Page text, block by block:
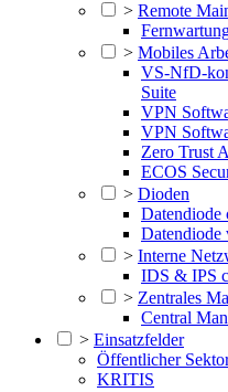
> Remote
> Mobiles
VS-NfD-
Suite
VPN
VPN
Zero Trust
ECOS
> Dioden
Datendiode
Datendiode
> Interne
IDS & IPS
> Zentrales
Central
> Einsatzfelder
Öffentlicher
KRITIS